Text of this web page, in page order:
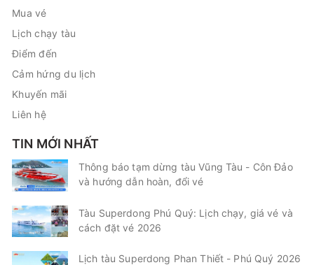
Mua vé
Lịch chạy tàu
Điểm đến
Cảm hứng du lịch
Khuyến mãi
Liên hệ
TIN MỚI NHẤT
Thông báo tạm dừng tàu Vũng Tàu - Côn Đảo
và hướng dẫn hoàn, đổi vé
Tàu Superdong Phú Quý: Lịch chạy, giá vé và
cách đặt vé 2026
Lịch tàu Superdong Phan Thiết - Phú Quý 2026